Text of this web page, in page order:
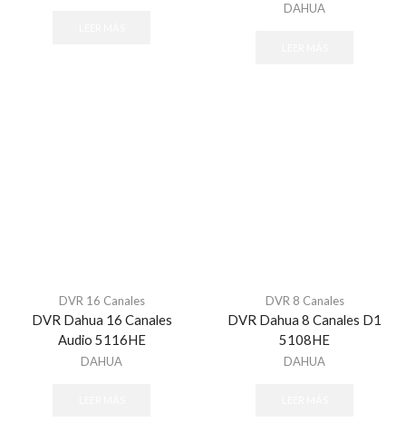
DAHUA
DVR 16 Canales
DVR Dahua 16 Canales
Audio 5116HE
DAHUA
DVR 8 Canales
DVR Dahua 8 Canales D1
5108HE
DAHUA